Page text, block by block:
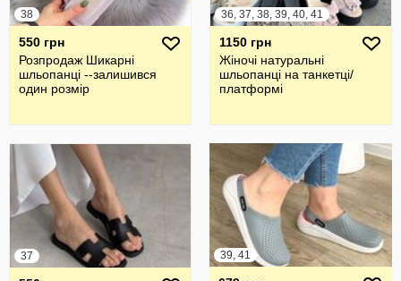
38
550 грн
Розпродаж Шикарні
шльопанці --залишився
один розмір
36, 37, 38, 39, 40, 41
1150 грн
Жіночі натуральні
шльопанці на танкетці/
платформі
37 39, 41